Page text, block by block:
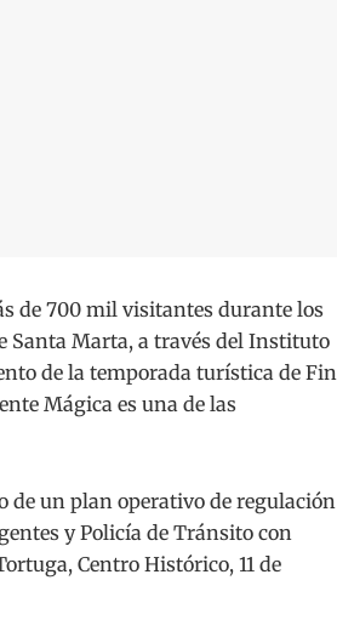
de 700 mil visitantes durante los
Santa Marta, a través del Instituto
de la temporada turística de Fin
Mágica es una de las
de un plan operativo de regulación
y Policía de Tránsito con
Centro Histórico, 11 de